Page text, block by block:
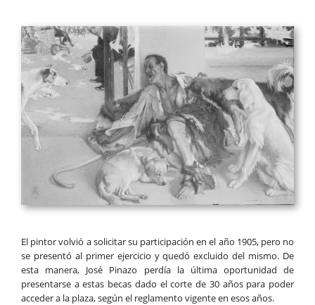
El pintor volvió a solicitar su participación en el año 1905, pero no
se presentó al primer ejercicio y quedó excluido del mismo. De
esta manera, José Pinazo perdía la última oportunidad de
presentarse a estas becas dado el corte de 30 años para poder
acceder a la plaza, según el reglamento vigente en esos años.